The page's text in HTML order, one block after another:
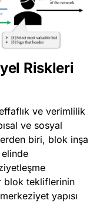
Riskleri
ve verimlilik
ve sosyal
biri, blok inşa
blok tekliflerinin
yapısı